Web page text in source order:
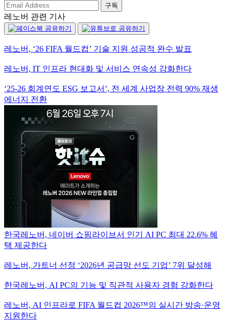
구독
레노버 관련 기사
레노버, ‘26 FIFA 월드컵’ 기술 지원 성공적 완수 발표
레노버, IT 인프라 현대화 및 서비스 연속성 강화한다
‘25-26 회계연도 ESG 보고서’, 전 세계 사업장 전력 90% 재생
에너지 전환
한국레노버, 네이버 쇼핑라이브서 인기 AI PC 최대 22.6% 혜
택 제공한다
레노버, 가트너 선정 ‘2026년 공급망 선도 기업’ 7위 달성해
한국레노버, AI PC의 기능 및 직관적 사용자 경험 강화한다
레노버, AI 인프라로 FIFA 월드컵 2026™의 실시간 방송·운영
지원한다